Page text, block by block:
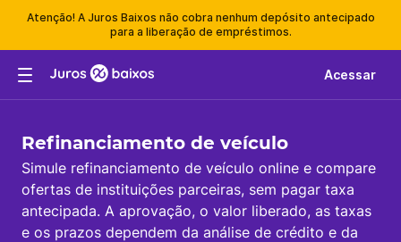
Atenção! A Juros Baixos não cobra nenhum depósito antecipado
para a liberação de empréstimos.
Acessar
Refinanciamento de veículo
Simule refinanciamento de veículo online e compare
ofertas de instituições parceiras, sem pagar taxa
antecipada. A aprovação, o valor liberado, as taxas
e os prazos dependem da análise de crédito e da